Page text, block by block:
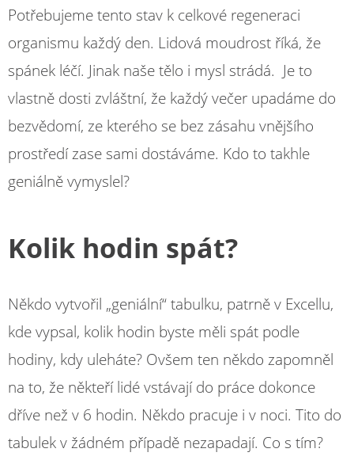
Potřebujeme tento stav k celkové regeneraci
organismu každý den. Lidová moudrost říká, že
spánek léčí. Jinak naše tělo i mysl strádá. Je to
vlastně dosti zvláštní, že každý večer upadáme do
bezvědomí, ze kterého se bez zásahu vnějšího
prostředí zase sami dostáváme. Kdo to takhle
geniálně vymyslel?
Kolik hodin spát?
Někdo vytvořil „geniální“ tabulku, patrně v Excellu,
kde vypsal, kolik hodin byste měli spát podle
hodiny, kdy uleháte? Ovšem ten někdo zapomněl
na to, že někteří lidé vstávají do práce dokonce
dříve než v 6 hodin. Někdo pracuje i v noci. Tito do
tabulek v žádném případě nezapadají. Co s tím?